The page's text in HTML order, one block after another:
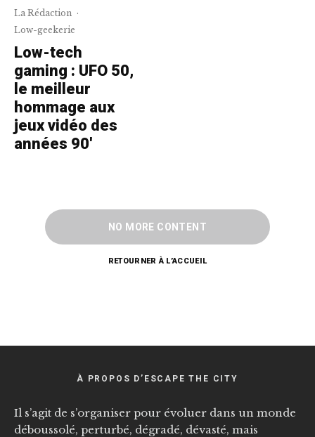
La Rédaction ·
Low-geekerie
Low-tech
gaming : UFO 50,
le meilleur
hommage aux
jeux vidéo des
années 90′
NO MORE CONTENT
RETOURNER À L’ACCUEIL
À PROPOS D’ESCAPE THE CITY
Il s’agit de s’organiser pour évoluer dans un monde
déboussolé, perturbé, dégradé, dévasté, mais